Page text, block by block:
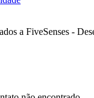
a FiveSenses -